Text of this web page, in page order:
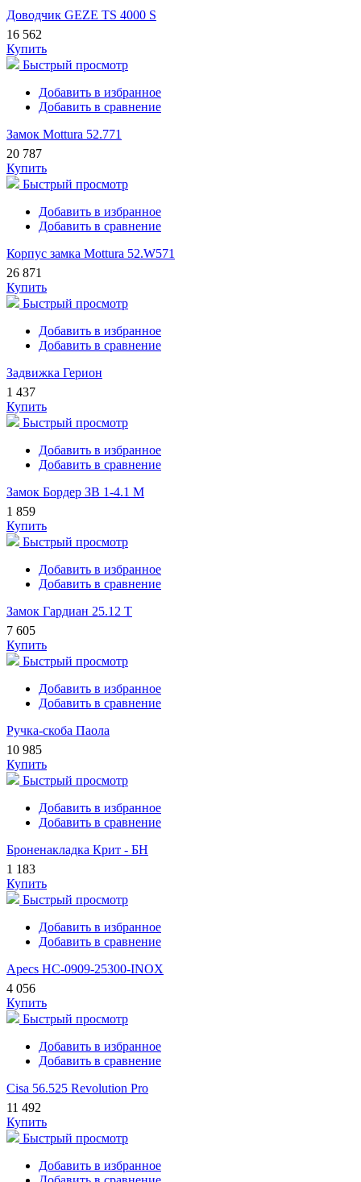
Доводчик GEZE TS 4000 S
16 562
Купить
Быстрый просмотр
Добавить в избранное
Добавить в сравнение
Замок Mottura 52.771
20 787
Купить
Быстрый просмотр
Добавить в избранное
Добавить в сравнение
Корпус замка Mottura 52.W571
26 871
Купить
Быстрый просмотр
Добавить в избранное
Добавить в сравнение
Задвижка Герион
1 437
Купить
Быстрый просмотр
Добавить в избранное
Добавить в сравнение
Замок Бордер ЗВ 1-4.1 М
1 859
Купить
Быстрый просмотр
Добавить в избранное
Добавить в сравнение
Замок Гардиан 25.12 Т
7 605
Купить
Быстрый просмотр
Добавить в избранное
Добавить в сравнение
Ручка-скоба Паола
10 985
Купить
Быстрый просмотр
Добавить в избранное
Добавить в сравнение
Броненакладка Крит - БН
1 183
Купить
Быстрый просмотр
Добавить в избранное
Добавить в сравнение
Apecs HC-0909-25300-INOX
4 056
Купить
Быстрый просмотр
Добавить в избранное
Добавить в сравнение
Cisa 56.525 Revolution Pro
11 492
Купить
Быстрый просмотр
Добавить в избранное